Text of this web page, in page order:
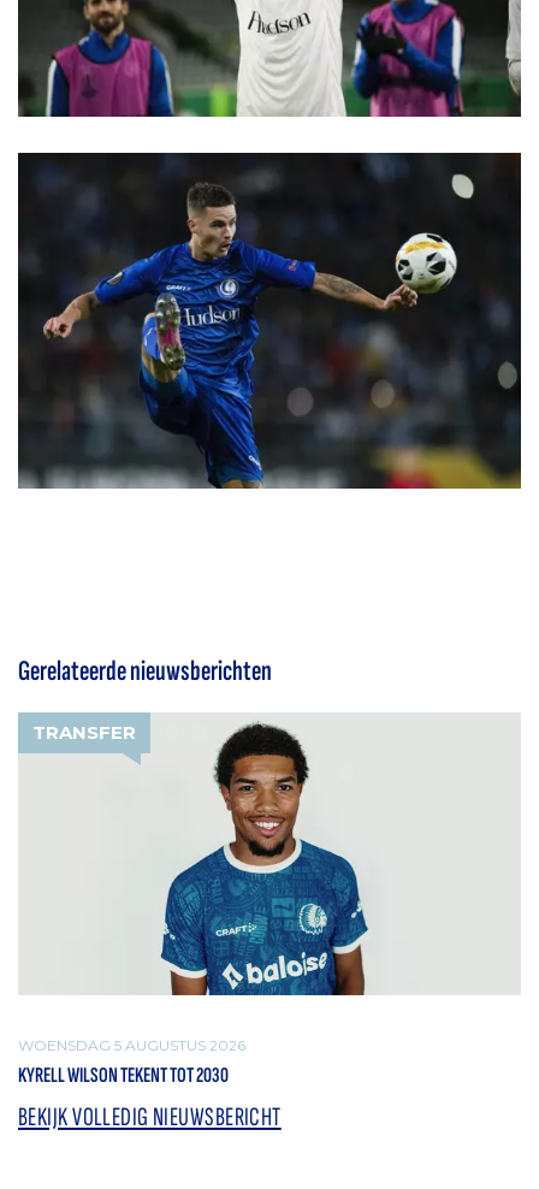
Gerelateerde nieuwsberichten
TRANSFER
WOENSDAG 5 AUGUSTUS 2026
KYRELL WILSON TEKENT TOT 2030
BEKIJK VOLLEDIG NIEUWSBERICHT